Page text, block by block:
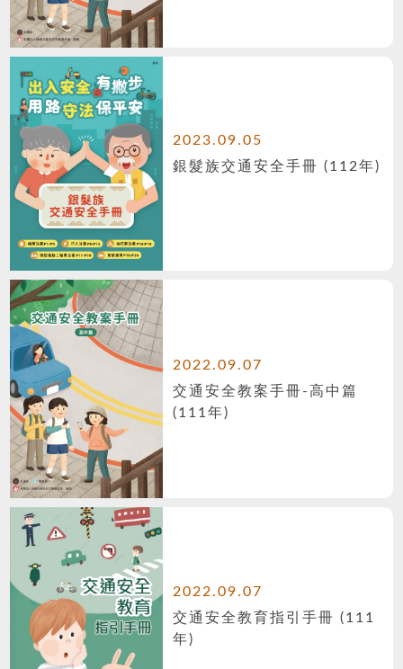
2023.09.05
銀髮族交通安全手冊 (112年)
2022.09.07
交通安全教案手冊-高中篇
(111年)
2022.09.07
交通安全教育指引手冊 (111
年)